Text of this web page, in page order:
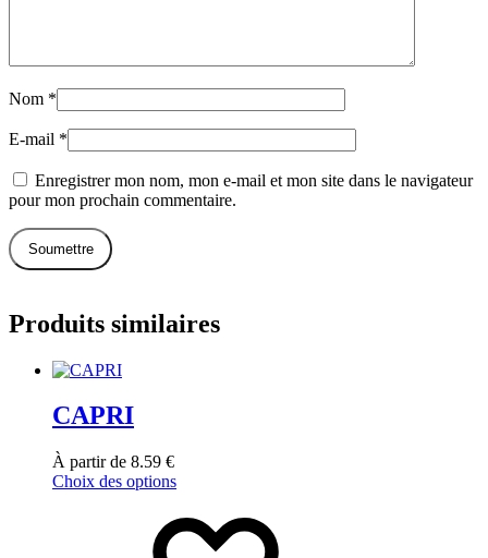
Nom *
E-mail *
Enregistrer mon nom, mon e-mail et mon site dans le navigateur
pour mon prochain commentaire.
Produits similaires
CAPRI
À partir de 8.59 €
Choix des options